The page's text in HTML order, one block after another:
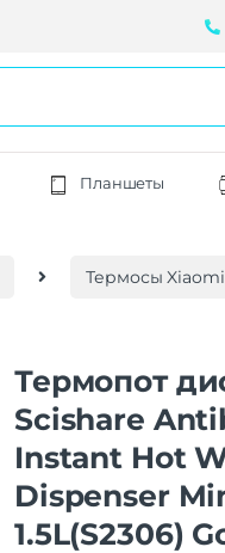
Планшеты
Термосы Xiaomi
Термопот
Scishare
Instant Hot
Dispenser
1.5L(S2306)